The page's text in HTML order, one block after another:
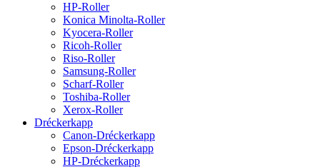
HP-Roller
Konica Minolta-Roller
Kyocera-Roller
Ricoh-Roller
Riso-Roller
Samsung-Roller
Scharf-Roller
Toshiba-Roller
Xerox-Roller
Dréckerkapp
Canon-Dréckerkapp
Epson-Dréckerkapp
HP-Dréckerkapp